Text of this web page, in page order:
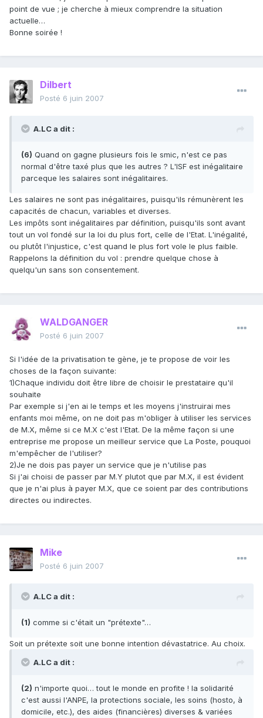
point de vue ; je cherche à mieux comprendre la situation
actuelle…
Bonne soirée !
Dilbert
Posté 6 juin 2007
A.LC a dit :
(6) Quand on gagne plusieurs fois le smic, n'est ce pas
normal d'être taxé plus que les autres ? L'ISF est inégalitaire
parceque les salaires sont inégalitaires.
Les salaires ne sont pas inégalitaires, puisqu'ils rémunèrent les
capacités de chacun, variables et diverses.
Les impôts sont inégalitaires par définition, puisqu'ils sont avant
tout un vol fondé sur la loi du plus fort, celle de l'Etat. L'inégalité,
ou plutôt l'injustice, c'est quand le plus fort vole le plus faible.
Rappelons la définition du vol : prendre quelque chose à
quelqu'un sans son consentement.
WALDGANGER
Posté 6 juin 2007
Si l'idée de la privatisation te gène, je te propose de voir les
choses de la façon suivante:
1)Chaque individu doit être libre de choisir le prestataire qu'il
souhaite
Par exemple si j'en ai le temps et les moyens j'instruirai mes
enfants moi même, on ne doit pas m'obliger à utiliser les services
de M.X, même si ce M.X c'est l'Etat. De la même façon si une
entreprise me propose un meilleur service que La Poste, pouquoi
m'empêcher de l'utiliser?
2)Je ne dois pas payer un service que je n'utilise pas
Si j'ai choisi de passer par M.Y plutot que par M.X, il est évident
que je n'ai plus à payer M.X, que ce soient par des contributions
directes ou indirectes.
Mike
Posté 6 juin 2007
A.LC a dit :
(1) comme si c'était un "prétexte"…
Soit un prétexte soit une bonne intention dévastatrice. Au choix.
A.LC a dit :
(2) n'importe quoi… tout le monde en profite ! la solidarité
c'est aussi l'ANPE, la protections sociale, les soins (hosto, à
domicile, etc.), des aides (financières) diverses & variées